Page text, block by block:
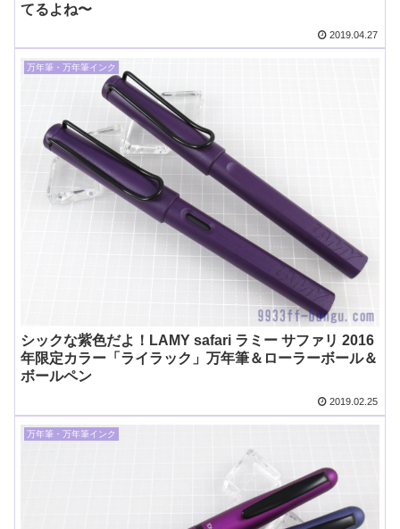
てるよね〜
2019.04.27
万年筆・万年筆インク
シックな紫色だよ！LAMY safari ラミー サファリ 2016
年限定カラー「ライラック」万年筆＆ローラーボール＆
ボールペン
2019.02.25
万年筆・万年筆インク